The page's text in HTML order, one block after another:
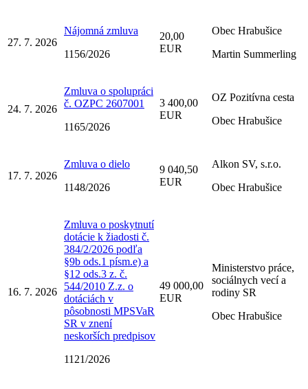
27. 7. 2026
Nájomná zmluva
1156/2026
20,00
EUR
Obec Hrabušice
Martin Summerling
24. 7. 2026
Zmluva o spolupráci
č. OZPC 2607001
1165/2026
3 400,00
EUR
OZ Pozitívna cesta
Obec Hrabušice
17. 7. 2026
Zmluva o dielo
1148/2026
9 040,50
EUR
Alkon SV, s.r.o.
Obec Hrabušice
16. 7. 2026
Zmluva o poskytnutí
dotácie k žiadosti č.
384/2/2026 podľa
§9b ods.1 písm.e) a
§12 ods.3 z. č.
544/2010 Z.z. o
dotáciách v
pôsobnosti MPSVaR
SR v znení
neskorších predpisov
1121/2026
49 000,00
EUR
Ministerstvo práce,
sociálnych vecí a
rodiny SR
Obec Hrabušice